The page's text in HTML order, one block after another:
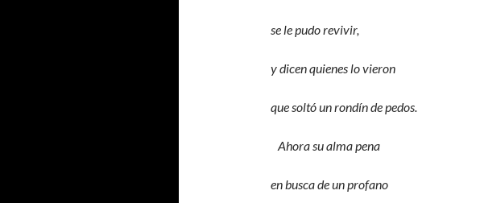
se le pudo revivir,
y dicen quienes lo vieron
que soltó un rondín de pedos.
Ahora su alma pena
en busca de un profano